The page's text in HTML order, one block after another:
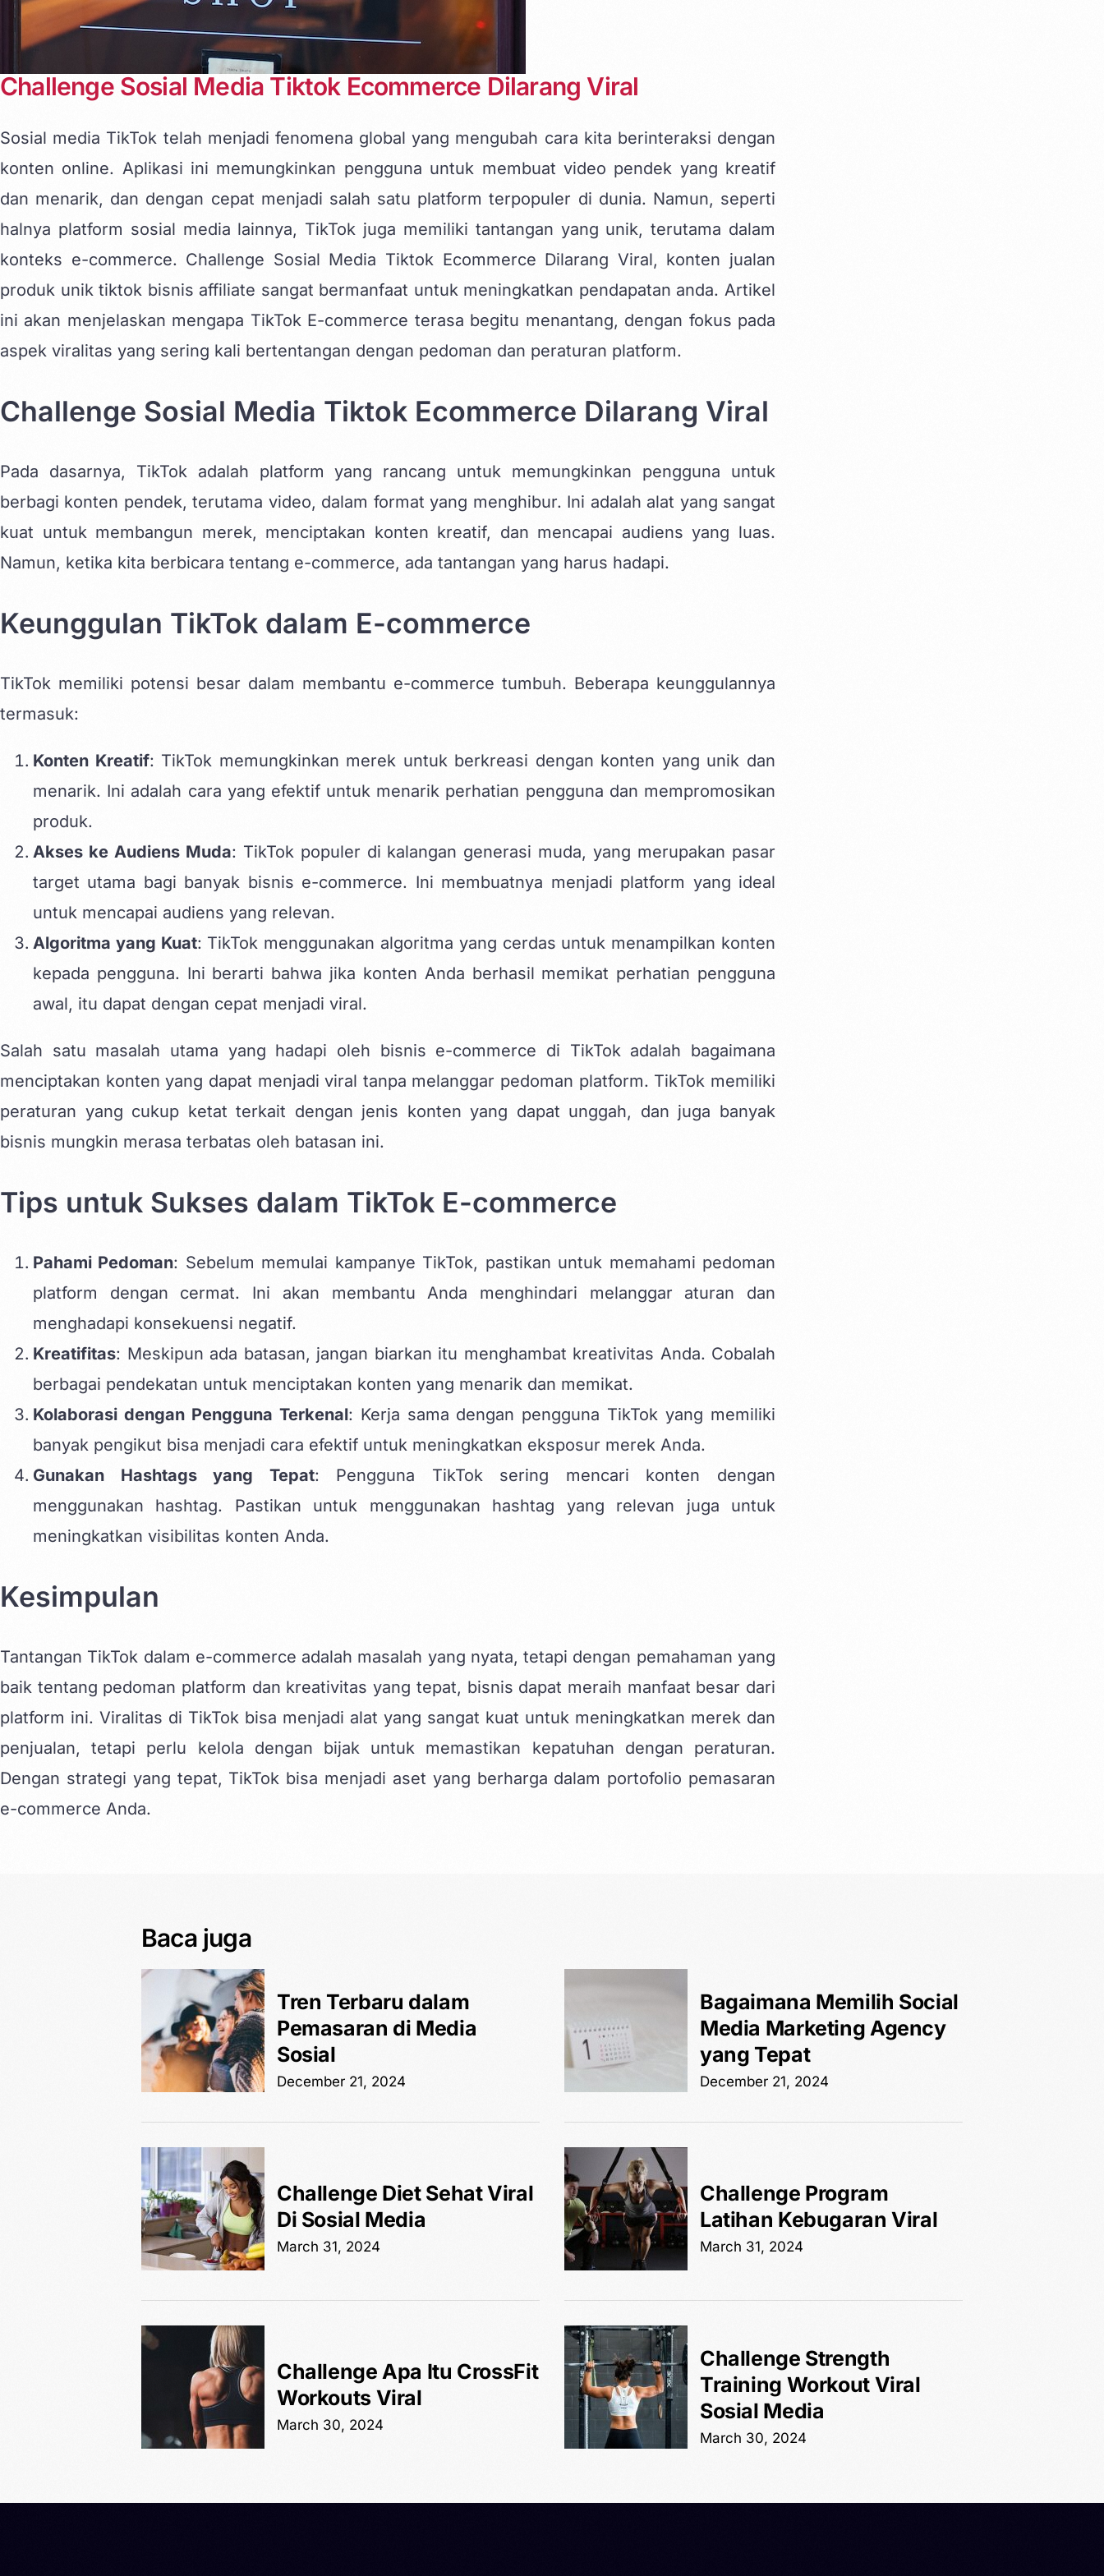
Challenge Sosial Media Tiktok Ecommerce Dilarang Viral
Sosial media TikTok telah menjadi fenomena global yang mengubah cara kita berinteraksi dengan
konten online. Aplikasi ini memungkinkan pengguna untuk membuat video pendek yang kreatif
dan menarik, dan dengan cepat menjadi salah satu platform terpopuler di dunia. Namun, seperti
halnya platform sosial media lainnya, TikTok juga memiliki tantangan yang unik, terutama dalam
konteks e-commerce. Challenge Sosial Media Tiktok Ecommerce Dilarang Viral, konten jualan
produk unik tiktok bisnis affiliate sangat bermanfaat untuk meningkatkan pendapatan anda. Artikel
ini akan menjelaskan mengapa TikTok E-commerce terasa begitu menantang, dengan fokus pada
aspek viralitas yang sering kali bertentangan dengan pedoman dan peraturan platform.
Challenge Sosial Media Tiktok Ecommerce Dilarang Viral
Pada dasarnya, TikTok adalah platform yang rancang untuk memungkinkan pengguna untuk
berbagi konten pendek, terutama video, dalam format yang menghibur. Ini adalah alat yang sangat
kuat untuk membangun merek, menciptakan konten kreatif, dan mencapai audiens yang luas.
Namun, ketika kita berbicara tentang e-commerce, ada tantangan yang harus hadapi.
Keunggulan TikTok dalam E-commerce
TikTok memiliki potensi besar dalam membantu e-commerce tumbuh. Beberapa keunggulannya
termasuk:
Konten Kreatif: TikTok memungkinkan merek untuk berkreasi dengan konten yang unik dan
menarik. Ini adalah cara yang efektif untuk menarik perhatian pengguna dan mempromosikan
produk.
Akses ke Audiens Muda: TikTok populer di kalangan generasi muda, yang merupakan pasar
target utama bagi banyak bisnis e-commerce. Ini membuatnya menjadi platform yang ideal
untuk mencapai audiens yang relevan.
Algoritma yang Kuat: TikTok menggunakan algoritma yang cerdas untuk menampilkan konten
kepada pengguna. Ini berarti bahwa jika konten Anda berhasil memikat perhatian pengguna
awal, itu dapat dengan cepat menjadi viral.
Salah satu masalah utama yang hadapi oleh bisnis e-commerce di TikTok adalah bagaimana
menciptakan konten yang dapat menjadi viral tanpa melanggar pedoman platform. TikTok memiliki
peraturan yang cukup ketat terkait dengan jenis konten yang dapat unggah, dan juga banyak
bisnis mungkin merasa terbatas oleh batasan ini.
Tips untuk Sukses dalam TikTok E-commerce
Pahami Pedoman: Sebelum memulai kampanye TikTok, pastikan untuk memahami pedoman
platform dengan cermat. Ini akan membantu Anda menghindari melanggar aturan dan
menghadapi konsekuensi negatif.
Kreatifitas: Meskipun ada batasan, jangan biarkan itu menghambat kreativitas Anda. Cobalah
berbagai pendekatan untuk menciptakan konten yang menarik dan memikat.
Kolaborasi dengan Pengguna Terkenal: Kerja sama dengan pengguna TikTok yang memiliki
banyak pengikut bisa menjadi cara efektif untuk meningkatkan eksposur merek Anda.
Gunakan Hashtags yang Tepat: Pengguna TikTok sering mencari konten dengan
menggunakan hashtag. Pastikan untuk menggunakan hashtag yang relevan juga untuk
meningkatkan visibilitas konten Anda.
Kesimpulan
Tantangan TikTok dalam e-commerce adalah masalah yang nyata, tetapi dengan pemahaman yang
baik tentang pedoman platform dan kreativitas yang tepat, bisnis dapat meraih manfaat besar dari
platform ini. Viralitas di TikTok bisa menjadi alat yang sangat kuat untuk meningkatkan merek dan
penjualan, tetapi perlu kelola dengan bijak untuk memastikan kepatuhan dengan peraturan.
Dengan strategi yang tepat, TikTok bisa menjadi aset yang berharga dalam portofolio pemasaran
e-commerce Anda.
Baca juga
Tren Terbaru dalam
Pemasaran di Media
Sosial
December 21, 2024
Bagaimana Memilih Social
Media Marketing Agency
yang Tepat
December 21, 2024
Challenge Diet Sehat Viral
Di Sosial Media
March 31, 2024
Challenge Program
Latihan Kebugaran Viral
March 31, 2024
Challenge Apa Itu CrossFit
Workouts Viral
March 30, 2024
Challenge Strength
Training Workout Viral
Sosial Media
March 30, 2024